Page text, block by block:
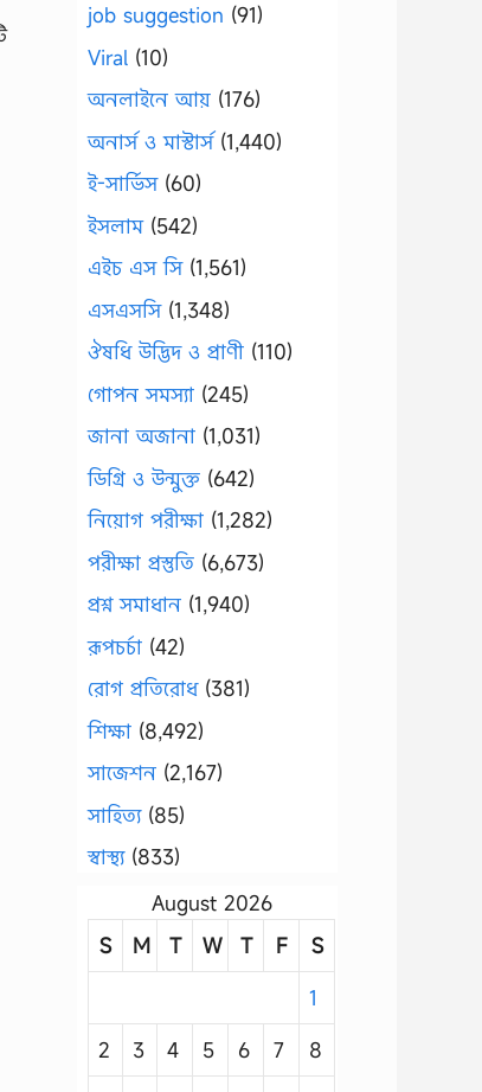
job suggestion (91)
Viral (10)
অনলাইনে আয় (176)
অনার্স ও মাস্টার্স(1,440)
ই-সার্ভিস(60)
ইসলাম(542)
এইচ এস সি(1,561)
এসএসসি(1,348)
ঔষধি উদ্ভিদ ও প্রাণী (110)
গোপন সমস্যা (245)
জানা অজানা (1,031)
ডিগ্রি ও উন্মুক্ত (642)
নিয়োগ পরীক্ষা (1,282)
পরীক্ষা প্রস্তুতি (6,673)
প্রশ্ন সমাধান (1,940)
রূপচর্চা (42)
রোগ প্রতিরোধ(381)
শিক্ষা (8,492)
সাজেশন (2,167)
সাহিত্য(85)
স্বাস্থ্য(833)
August 2026
S
M T W T F
S
1
2
3 4 5 6 7
8